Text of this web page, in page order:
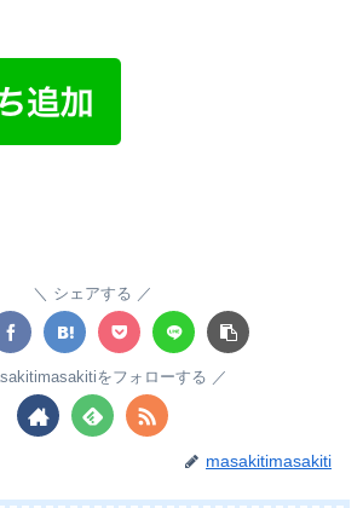
シェアする
をフォローする
masakitimasakiti